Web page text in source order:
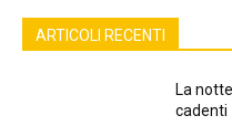
ARTICOLI RECENTI
La
cadenti